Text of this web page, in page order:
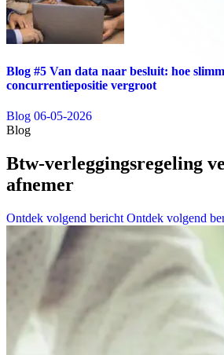
Blog #5 Van data naar besluit: hoe
concurrentiepositie vergroot
Blog 06-05-2026
Blog
Btw-verleggingsregeling
afnemer
Ontdek volgend bericht Ontdek volgend